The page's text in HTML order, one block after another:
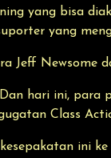
yang bisa
yang
Jeff Newsome
hari ini, para
Class
ini